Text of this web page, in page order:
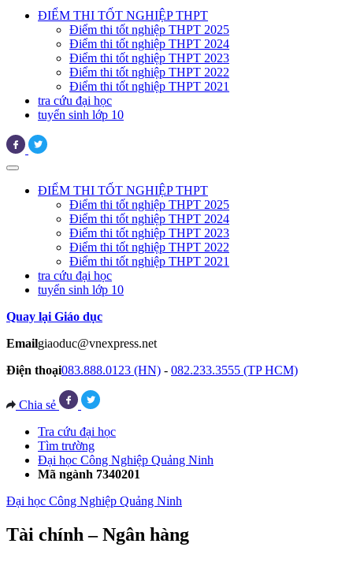
ĐIỂM THI TỐT NGHIỆP THPT
Điểm thi tốt nghiệp THPT 2025
Điểm thi tốt nghiệp THPT 2024
Điểm thi tốt nghiệp THPT 2023
Điểm thi tốt nghiệp THPT 2022
Điểm thi tốt nghiệp THPT 2021
tra cứu đại học
tuyển sinh lớp 10
ĐIỂM THI TỐT NGHIỆP THPT
Điểm thi tốt nghiệp THPT 2025
Điểm thi tốt nghiệp THPT 2024
Điểm thi tốt nghiệp THPT 2023
Điểm thi tốt nghiệp THPT 2022
Điểm thi tốt nghiệp THPT 2021
tra cứu đại học
tuyển sinh lớp 10
Quay lại Giáo dục
Emailgiaoduc@vnexpress.net
Điện thoại083.888.0123 (HN) - 082.233.3555 (TP HCM)
Chia sẻ
Tra cứu đại học
Tìm trường
Đại học Công Nghiệp Quảng Ninh
Mã ngành 7340201
Đại học Công Nghiệp Quảng Ninh
Tài chính – Ngân hàng